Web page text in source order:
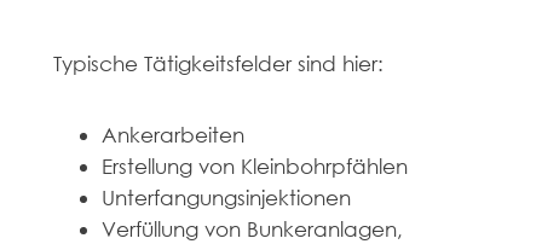
Typische Tätigkeitsfelder sind hier:
Ankerarbeiten
Erstellung von Kleinbohrpfählen
Unterfangungsinjektionen
Verfüllung von Bunkeranlagen,